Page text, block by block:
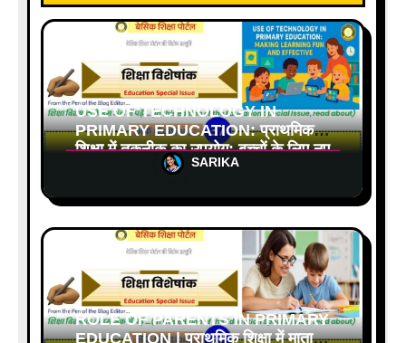
USE OF TECHNOLOGY IN
PRIMARY EDUCATION: प्राथमिक
शिक्षा में तकनीक का उपयोग: बच्चों के लिए नए
अवसर और चुनौतियाँSARIKA
ROLE OF PARENTS IN PRIMARY
EDUCATION | प्राथमिक शिक्षा में माता-